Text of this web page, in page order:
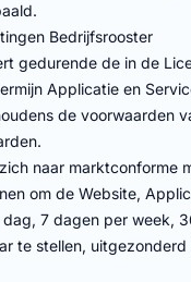
Bedrijfsrooster
gedurende de in de
Applicatie en
de voorwaarden
naar marktconforme
om de Website,
7 dagen per week,
te stellen,